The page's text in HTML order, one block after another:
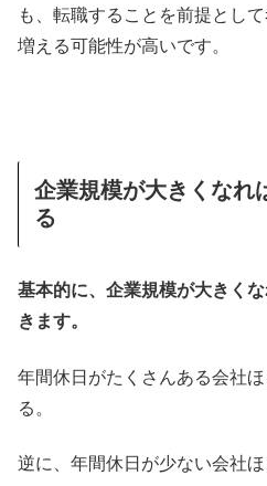
も、転職することを前提とし
増える可能性が高いです。
企業規模が大きくなれ
る
基本的に、企業規模が大きく
きます。
年間休日がたくさんある会社
る。
逆に、年間休日が少ない会社ほ